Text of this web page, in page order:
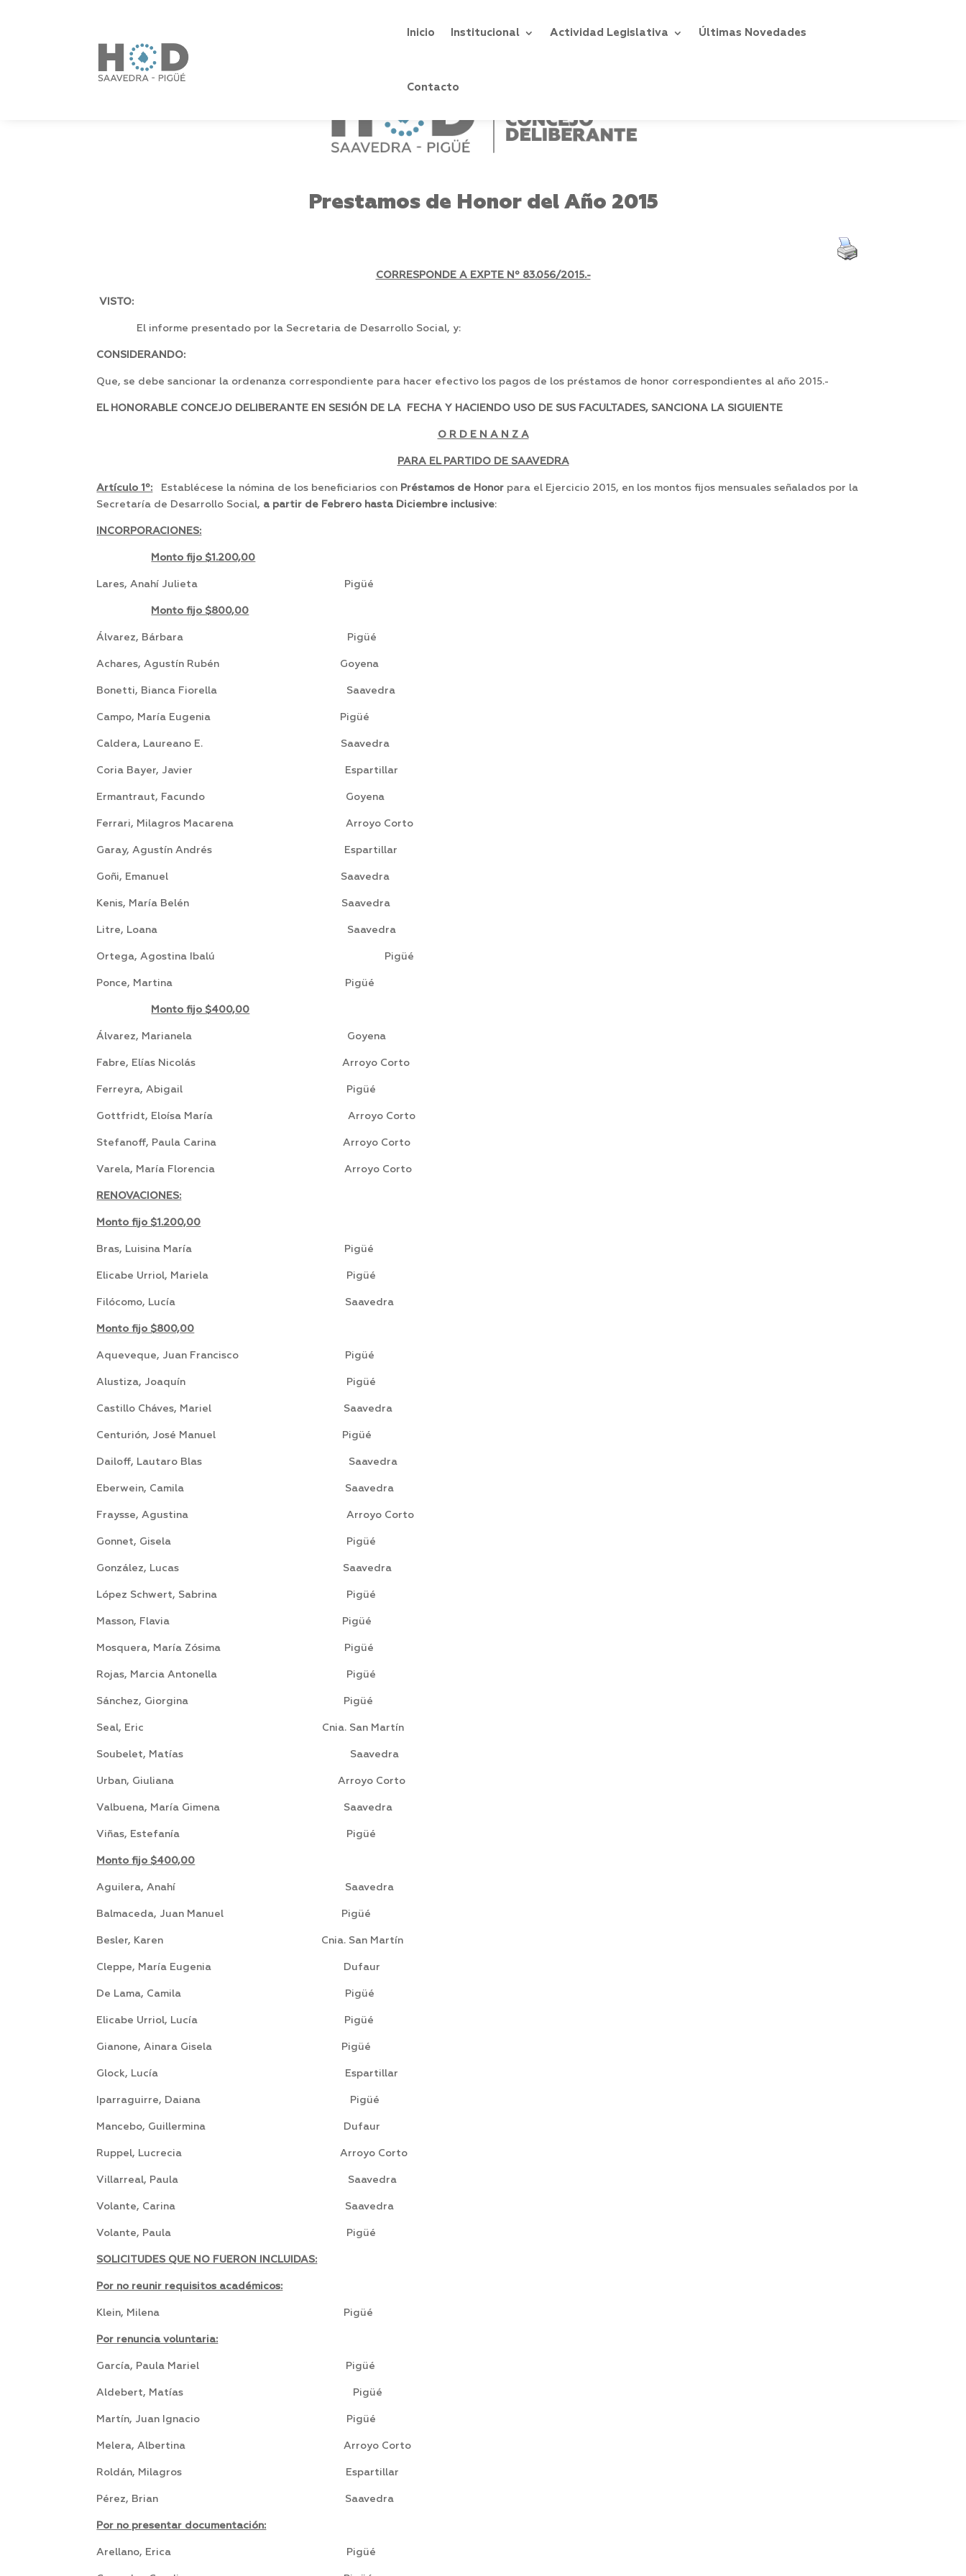
Inicio Institucional Actividad Legislativa Últimas Novedades
Contacto
Prestamos de Honor del Año 2015
CORRESPONDE A EXPTE Nº 83.056/2015.-
VISTO:
El informe presentado por la Secretaria de Desarrollo Social, y:
CONSIDERANDO:
Que, se debe sancionar la ordenanza correspondiente para hacer efectivo los pagos de los préstamos de honor correspondientes al año 2015.-
EL HONORABLE CONCEJO DELIBERANTE EN SESIÓN DE LA FECHA Y HACIENDO USO DE SUS FACULTADES, SANCIONA LA SIGUIENTE
O R D E N A N Z A
PARA EL PARTIDO DE SAAVEDRA
Artículo 1º: Establécese la nómina de los beneficiarios con Préstamos de Honor para el Ejercicio 2015, en los montos fijos mensuales señalados por la
Secretaría de Desarrollo Social, a partir de Febrero hasta Diciembre inclusive:
INCORPORACIONES:
Monto fijo $1.200,00
Lares, Anahí Julieta Pigüé
Monto fijo $800,00
Álvarez, Bárbara Pigüé
Achares, Agustín Rubén Goyena
Bonetti, Bianca Fiorella Saavedra
Campo, María Eugenia Pigüé
Caldera, Laureano E. Saavedra
Coria Bayer, Javier Espartillar
Ermantraut, Facundo Goyena
Ferrari, Milagros Macarena Arroyo Corto
Garay, Agustín Andrés Espartillar
Goñi, Emanuel Saavedra
Kenis, María Belén Saavedra
Litre, Loana Saavedra
Ortega, Agostina Ibalú Pigüé
Ponce, Martina Pigüé
Monto fijo $400,00
Álvarez, Marianela Goyena
Fabre, Elías Nicolás Arroyo Corto
Ferreyra, Abigail Pigüé
Gottfridt, Eloísa María Arroyo Corto
Stefanoff, Paula Carina Arroyo Corto
Varela, María Florencia Arroyo Corto
RENOVACIONES:
Monto fijo $1.200,00
Bras, Luisina María Pigüé
Elicabe Urriol, Mariela Pigüé
Filócomo, Lucía Saavedra
Monto fijo $800,00
Aqueveque, Juan Francisco Pigüé
Alustiza, Joaquín Pigüé
Castillo Cháves, Mariel Saavedra
Centurión, José Manuel Pigüé
Dailoff, Lautaro Blas Saavedra
Eberwein, Camila Saavedra
Fraysse, Agustina Arroyo Corto
Gonnet, Gisela Pigüé
González, Lucas Saavedra
López Schwert, Sabrina Pigüé
Masson, Flavia Pigüé
Mosquera, María Zósima Pigüé
Rojas, Marcia Antonella Pigüé
Sánchez, Giorgina Pigüé
Seal, Eric Cnia. San Martín
Soubelet, Matías Saavedra
Urban, Giuliana Arroyo Corto
Valbuena, María Gimena Saavedra
Viñas, Estefanía Pigüé
Monto fijo $400,00
Aguilera, Anahí Saavedra
Balmaceda, Juan Manuel Pigüé
Besler, Karen Cnia. San Martín
Cleppe, María Eugenia Dufaur
De Lama, Camila Pigüé
Elicabe Urriol, Lucía Pigüé
Gianone, Ainara Gisela Pigüé
Glock, Lucía Espartillar
Iparraguirre, Daiana Pigüé
Mancebo, Guillermina Dufaur
Ruppel, Lucrecia Arroyo Corto
Villarreal, Paula Saavedra
Volante, Carina Saavedra
Volante, Paula Pigüé
SOLICITUDES QUE NO FUERON INCLUIDAS:
Por no reunir requisitos académicos:
Klein, Milena Pigüé
Por renuncia voluntaria:
García, Paula Mariel Pigüé
Aldebert, Matías Pigüé
Martín, Juan Ignacio Pigüé
Melera, Albertina Arroyo Corto
Roldán, Milagros Espartillar
Pérez, Brian Saavedra
Por no presentar documentación:
Arellano, Erica Pigüé